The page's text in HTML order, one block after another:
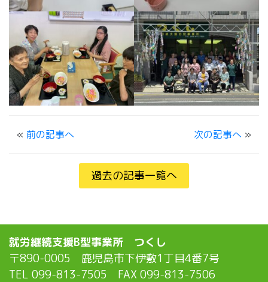
« 前の記事へ 次の記事へ »
過去の記事一覧へ
就労継続支援B型事業所 つくし
〒890-0005 鹿児島市下伊敷1丁目4番7号
TEL 099-813-7505 FAX 099-813-7506